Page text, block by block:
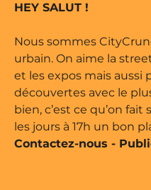
par Buena
HEY SALUT !
Nous sommes
urbain. On aime la
et les expos mais aussi
découvertes avec le
bien, c’est ce qu’on
les jours à 17h un bon
Contactez-nous -